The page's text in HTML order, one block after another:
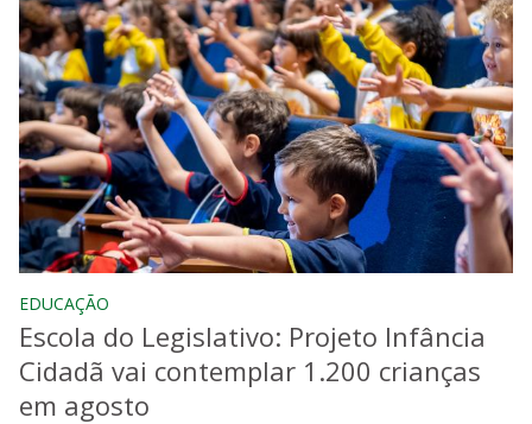
EDUCAÇÃO
Escola do Legislativo: Projeto Infância
Cidadã vai contemplar 1.200 crianças
em agosto